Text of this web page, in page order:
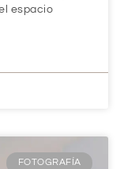
espacio
FOTOGRAFÍA